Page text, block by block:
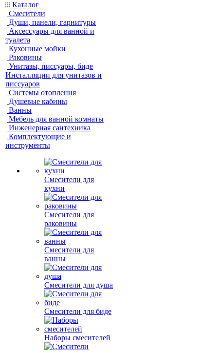
Каталог
Смесители
Души, панели, гарнитуры
Аксессуары для ванной и
туалета
Кухонные мойки
Раковины
Унитазы, писсуары, биде
Инсталляции для унитазов и
писсуаров
Системы отопления
Душевые кабины
Ванны
Мебель для ванной комнаты
Инженерная сантехника
Комплектующие и
инструменты
Смесители для
кухни
Смесители для
раковины
Смесители для
ванны
Смесители для душа
Смесители для биде
Наборы смесителей